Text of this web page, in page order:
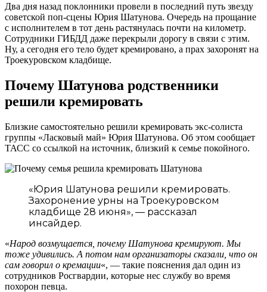
Два дня назад поклонники провели в последний путь звезду
советской поп-сцены Юрия Шатунова. Очередь на прощание
с исполнителем в тот день растянулась почти на километр.
Сотрудники ГИБДД даже перекрыли дорогу в связи с этим.
Ну, а сегодня его тело будет кремировано, а прах захоронят на
Троекуровском кладбище.
Почему Шатунова родственники
решили кремировать
Близкие самостоятельно решили кремировать экс-солиста
группы «Ласковый май» Юрия Шатунова. Об этом сообщает
ТАСС со ссылкой на источник, близкий к семье покойного.
«Юрия Шатунова решили кремировать.
Захоронение урны на Троекуровском
кладбище 28 июня», — рассказал
инсайдер.
«Народ возмущается, почему Шатунова кремируют. Мы
тоже удивились. А потом нам организаторы сказали, что он
сам говорил о кремации«, — такие пояснения дал один из
сотрудников Росгвардии, которые нес службу во время
похорон певца.